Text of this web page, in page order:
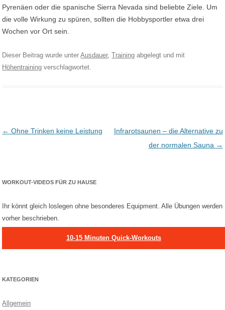
Pyrenäen oder die spanische Sierra Nevada sind beliebte Ziele. Um
die volle Wirkung zu spüren, sollten die Hobbysportler etwa drei
Wochen vor Ort sein.
Dieser Beitrag wurde unterAusdauer,Training abgelegt und mit
Höhentraining verschlagwortet.
Post navigation
← Ohne Trinken keine Leistung
Infrarotsaunen – die Alternative zu
der normalen Sauna →
WORKOUT-VIDEOS FÜR ZU HAUSE
Ihr könnt gleich loslegen ohne besonderes Equipment. Alle Übungen werden
vorher beschrieben.
10-15 Minuten Quick-Workouts
KATEGORIEN
Allgemein